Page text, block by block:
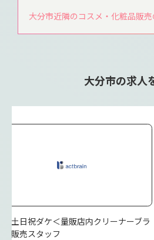
大分市近隣のコスメ・化粧品販
大分市の求人
] 土日祝ダケ＜量販店内クリーナーブラ
＞販売スタッフ